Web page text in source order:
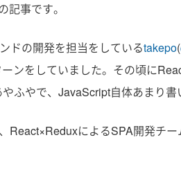
記事です。
ドの開発を担当をしているtakepo(
ンをしていました。その頃に
ふやで、JavaScript自体あまり書
React×ReduxによるSPA開発チ